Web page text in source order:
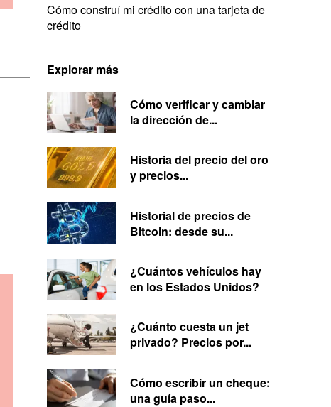
Cómo construí mi crédito con una tarjeta de
crédito
Explorar más
Cómo verificar y cambiar
la dirección de...
Historia del precio del oro
y precios...
Historial de precios de
Bitcoin: desde su...
¿Cuántos vehículos hay
en los Estados Unidos?
¿Cuánto cuesta un jet
privado? Precios por...
Cómo escribir un cheque:
una guía paso...